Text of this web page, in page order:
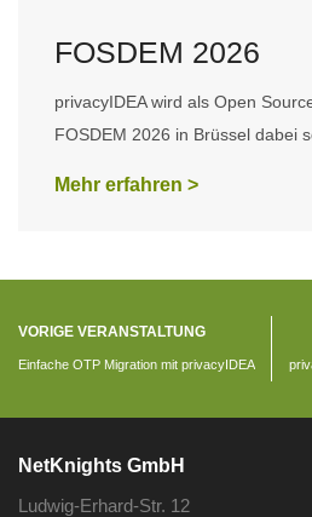
FOSDEM 2026
privacyIDEA wird als Open
FOSDEM 2026 in Brüssel dabei
Mehr erfahren >
VORIGE VERANSTALTUNG
Einfache OTP Migration mit privacyIDEA
NetKnights GmbH
Ludwig-Erhard-Str. 12